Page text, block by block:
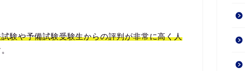
験や予備試験受験生からの評判が非常に高く人